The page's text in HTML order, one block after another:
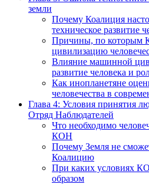
земли
Почему Коалиция
техническое развитие
Причины, по которым
цивилизацию
Влияние машинной
развитие человека и
Как инопланетяне
человечества в
Глава 4: Условия принятия
Отряд Наблюдателей
Что необходимо
КОН
Почему Земля не
Коалицию
При каких условиях
образом